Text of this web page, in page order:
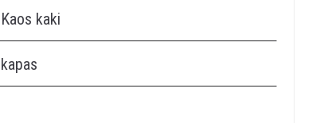
Kaos kaki
kapas